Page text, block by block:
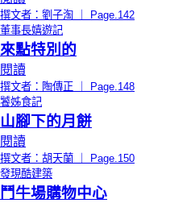
撰文者：劉子淘 ｜ Page.142
董事長嬉遊記
來點特別的
閱讀
撰文者：陶傳正 ｜ Page.148
饕姊食記
山腳下的月餅
閱讀
撰文者：胡天蘭 ｜ Page.150
發現酷建築
鬥牛場購物中心